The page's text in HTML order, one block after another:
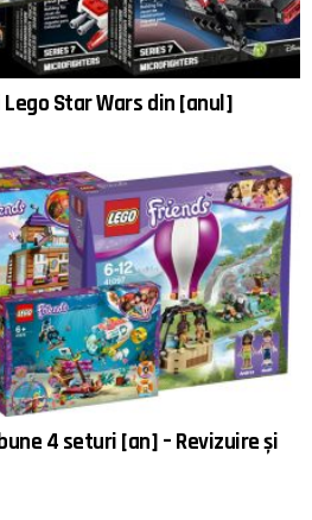
Star Wars din [anul]
4 seturi [an] – Revizuire și